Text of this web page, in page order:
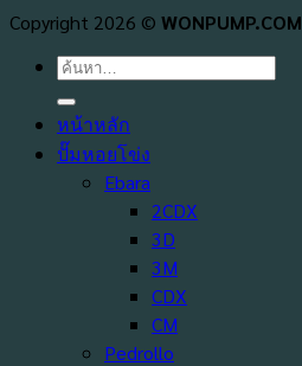
Copyright 2026 © WONPUMP.COM
ค้นหา:
หน้าหลัก
ปั๊มหอยโข่ง
Ebara
2CDX
3D
3M
CDX
CM
Pedrollo